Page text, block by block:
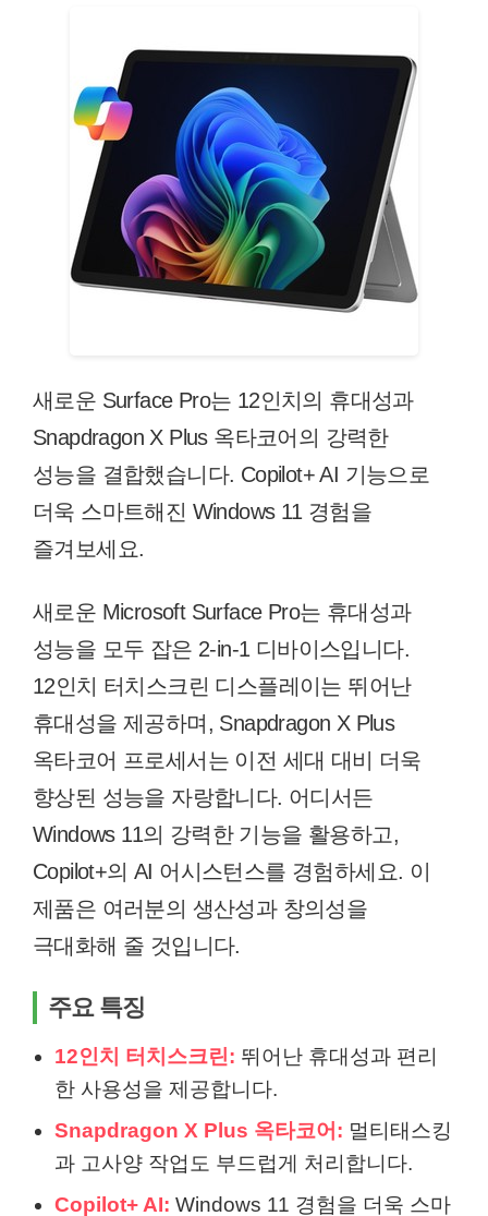
새로운 Surface Pro는 12인치의 휴대성과
Snapdragon X Plus 옥타코어의 강력한
성능을 결합했습니다. Copilot+ AI 기능으로
더욱 스마트해진 Windows 11 경험을
즐겨보세요.
새로운 Microsoft Surface Pro는 휴대성과
성능을 모두 잡은 2-in-1 디바이스입니다.
12인치 터치스크린 디스플레이는 뛰어난
휴대성을 제공하며, Snapdragon X Plus
옥타코어 프로세서는 이전 세대 대비 더욱
향상된 성능을 자랑합니다. 어디서든
Windows 11의 강력한 기능을 활용하고,
Copilot+의 AI 어시스턴스를 경험하세요. 이
제품은 여러분의 생산성과 창의성을
극대화해 줄 것입니다.
주요 특징
12인치 터치스크린: 뛰어난 휴대성과 편리
한 사용성을 제공합니다.
Snapdragon X Plus 옥타코어: 멀티태스킹
과 고사양 작업도 부드럽게 처리합니다.
Copilot+ AI: Windows 11 경험을 더욱 스마